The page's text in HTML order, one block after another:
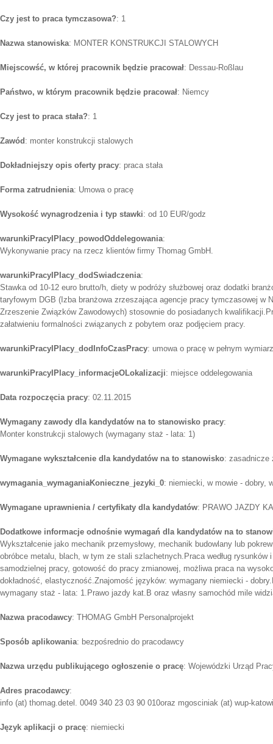
Czy jest to praca tymczasowa?: 1
Nazwa stanowiska: MONTER KONSTRUKCJI STALOWYCH
Miejscowść, w której pracownik będzie pracował: Dessau-Roßlau
Państwo, w którym pracownik będzie pracował: Niemcy
Czy jest to praca stała?: 1
Zawód : monter konstrukcji stalowych
Dokładniejszy opis oferty pracy: praca stała
Forma zatrudnienia: Umowa o pracę
Wysokość wynagrodzenia i typ stawki: od 10 EUR/godz
warunkiPracyIPlacy_powodOddelegowania:
Wykonywanie pracy na rzecz klientów firmy Thomag GmbH.
warunkiPracyIPlacy_dodSwiadczenia:
Stawka od 10-12 euro brutto/h, diety w podróży służbowej oraz dodatki
taryfowym DGB (Izba branżowa zrzeszająca agencje pracy tymczasowej w
Zrzeszenie Związków Zawodowych) stosownie do posiadanych
załatwieniu formalności związanych z pobytem oraz podjęciem pracy.
warunkiPracyIPlacy_dodInfoCzasPracy: umowa o pracę w pełnym
warunkiPracyIPlacy_informacjeOLokalizacji: miejsce oddelegowania
Data rozpoczęcia pracy: 02.11.2015
Wymagany zawody dla kandydatów na to stanowisko pracy:
Monter konstrukcji stalowych (wymagany staż - lata: 1)
Wymagane wykształcenie dla kandydatów na to stanowisko: zasadnicze
wymagania_wymaganiaKonieczne_jezyki_0: niemiecki, w mowie - dobry,
Wymagane uprawnienia / certyfikaty dla kandydatów: PRAWO JAZDY
Dodatkowe informacje odnośnie wymagań dla kandydatów na to
Wykształcenie jako mechanik przemysłowy, mechanik budowlany lub
obróbce metalu, blach, w tym ze stali szlachetnych.Praca według rysunków
samodzielnej pracy, gotowość do pracy zmianowej, możliwa praca na
dokładność, elastyczność.Znajomość języków: wymagany niemiecki -
wymagany staż - lata: 1.Prawo jazdy kat.B oraz własny samochód mile
Nazwa pracodawcy: THOMAG GmbH Personalprojekt
Sposób aplikowania: bezpośrednio do pracodawcy
Nazwa urzędu publikującego ogłoszenie o pracę: Wojewódzki Urząd
Adres pracodawcy:
info (at) thomag.detel. 0049 340 23 03 90 010oraz mgosciniak (at) wup-
Język aplikacji o pracę: niemiecki